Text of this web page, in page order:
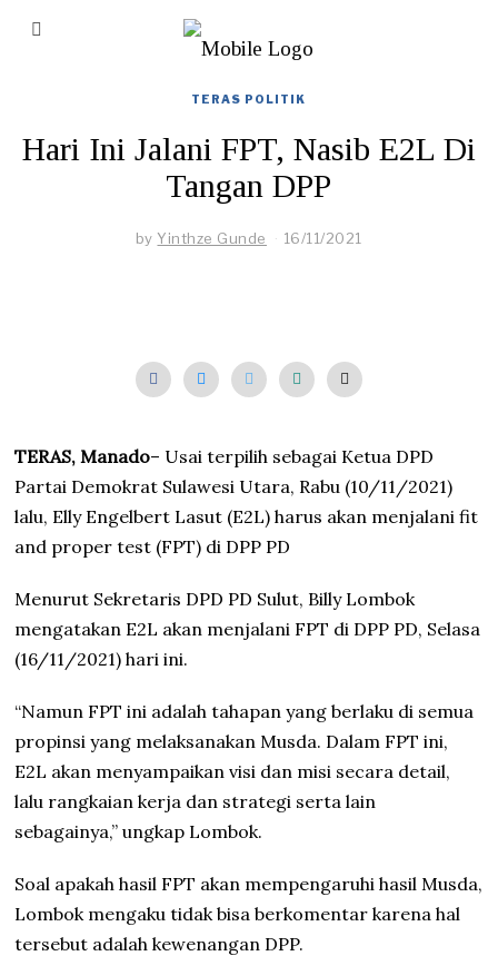
TERAS POLITIK
Hari Ini Jalani FPT, Nasib E2L Di
Tangan DPP
by Yinthze Gunde 16/11/2021
TERAS, Manado– Usai terpilih sebagai Ketua DPD
Partai Demokrat Sulawesi Utara, Rabu (10/11/2021)
lalu, Elly Engelbert Lasut (E2L) harus akan menjalani fit
and proper test (FPT) di DPP PD
Menurut Sekretaris DPD PD Sulut, Billy Lombok
mengatakan E2L akan menjalani FPT di DPP PD, Selasa
(16/11/2021) hari ini.
“Namun FPT ini adalah tahapan yang berlaku di semua
propinsi yang melaksanakan Musda. Dalam FPT ini,
E2L akan menyampaikan visi dan misi secara detail,
lalu rangkaian kerja dan strategi serta lain
sebagainya,” ungkap Lombok.
Soal apakah hasil FPT akan mempengaruhi hasil Musda,
Lombok mengaku tidak bisa berkomentar karena hal
tersebut adalah kewenangan DPP.